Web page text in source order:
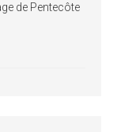
de Pentecôte